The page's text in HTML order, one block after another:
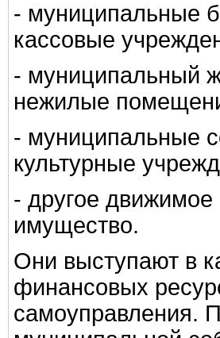
- муниципальные
кассовые
- муниципальный
нежилые
- муниципальные
культурные
- другое
имущество.
Они выступают в
финансовых
самоуправления.